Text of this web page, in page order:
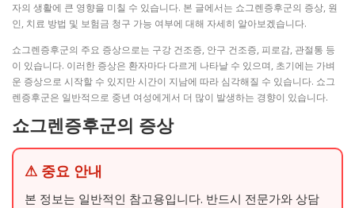
자의 생활에 큰 영향을 미칠 수 있습니다. 본 글에서는 쇼그렌증후군의 증상, 원
인, 치료 방법 및 보험금 청구 가능 여부에 대해 자세히 알아보겠습니다.
쇼그렌증후군의 주요 증상으로는 구강 건조증, 안구 건조증, 피로감, 관절통 등
이 있습니다. 이러한 증상은 환자마다 다르게 나타날 수 있으며, 초기에는 가벼
운 증상으로 시작할 수 있지만 시간이 지남에 따라 심각해질 수 있습니다. 쇼그
렌증후군은 일반적으로 중년 여성에게서 더 많이 발생하는 경향이 있습니다.
쇼그렌증후군의 증상
⚠ 중요 안내
본 정보는 일반적인 참고용입니다. 반드시 전문가와 상담